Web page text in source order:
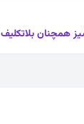
همچنان